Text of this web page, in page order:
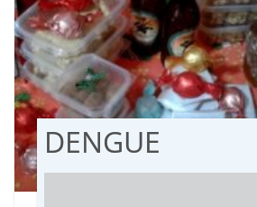
DENGUE